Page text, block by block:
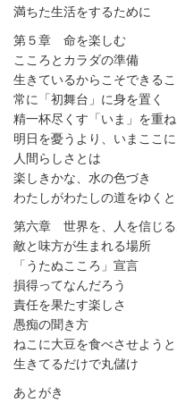
満ちた生活をするために
第５章 命を楽しむ
こころとカラダの準備
生きているからこそできるこ
常に「初舞台」に身を置く
精一杯尽くす「いま」を重ね
明日を憂うより、いまここ
人間らしさとは
楽しきかな、水の色づき
わたしがわたしの道をゆく
第六章 世界を、人を信じる
敵と味方が生まれる場所
「うたぬこころ」宣言
損得ってなんだろう
責任を果たす楽しさ
愚痴の聞き方
ねこに大豆を食べさせよう
生きてるだけで丸儲け
あとがき